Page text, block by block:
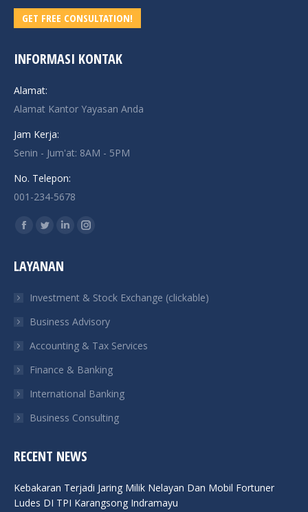
GET FREE CONSULTATION!
INFORMASI KONTAK
Alamat:
Alamat Kantor Yayasan Anda
Jam Kerja:
Senin - Jum'at: 8AM - 5PM
No. Telepon:
001-234-5678
Find us on:
Facebook
opens
new
window
Twitter
opens
new
window
Linkedin
new
window
Instagram
new
window
LAYANAN
Investment & Stock Exchange (clickable)
Business Advisory
Accounting & Tax Services
Finance & Banking
International Banking
Business Consulting
RECENT NEWS
Kebakaran Terjadi Jaring Milik Nelayan Dan Mobil Fortuner
Ludes DI TPI Karangsong Indramayu